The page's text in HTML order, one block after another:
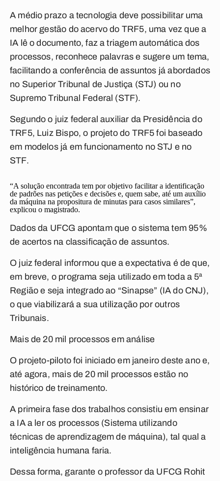
A médio prazo a tecnologia deve possibilitar uma
melhor gestão do acervo do TRF5, uma vez que a
IA lê o documento, faz a triagem automática dos
processos, reconhece palavras e sugere um tema,
facilitando a conferência de assuntos já abordados
no Superior Tribunal de Justiça (STJ) ou no
Supremo Tribunal Federal (STF).
Segundo o juiz federal auxiliar da Presidência do
TRF5, Luiz Bispo, o projeto do TRF5 foi baseado
em modelos já em funcionamento no STJ e no
STF.
“A solução encontrada tem por objetivo facilitar a identificação
de padrões nas petições e decisões e, quem sabe, até um auxílio
da máquina na propositura de minutas para casos similares”,
explicou o magistrado.
Dados da UFCG apontam que o sistema tem 95%
de acertos na classificação de assuntos.
O juiz federal informou que a expectativa é de que,
em breve, o programa seja utilizado em toda a 5ª
Região e seja integrado ao “Sinapse” (IA do CNJ),
o que viabilizará a sua utilização por outros
Tribunais.
Mais de 20 mil processos em análise
O projeto-piloto foi iniciado em janeiro deste ano e,
até agora, mais de 20 mil processos estão no
histórico de treinamento.
A primeira fase dos trabalhos consistiu em ensinar
a IA a ler os processos (Sistema utilizando
técnicas de aprendizagem de máquina), tal qual a
inteligência humana faria.
Dessa forma, garante o professor da UFCG Rohit